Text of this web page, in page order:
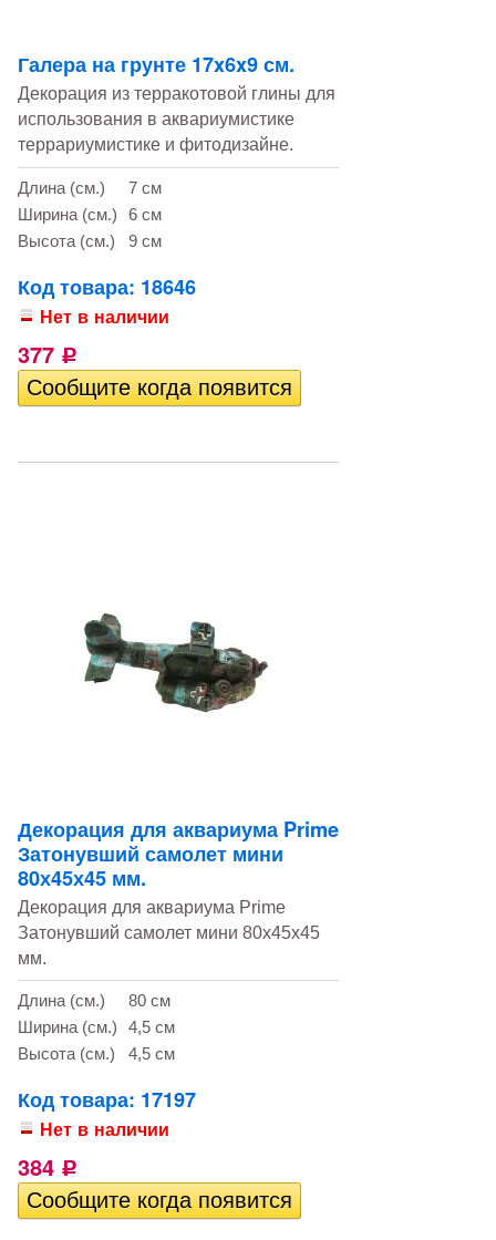
Галера на грунте 17x6x9 см.
Декорация из терракотовой глины для
использования в аквариумистике
террариумистике и фитодизайне.
Длина (см.)
7 см
Ширина (см.)
6 см
Высота (см.)
9 см
Код товара: 18646
Нет в наличии
377 Р
Декорация для аквариума Prime
Затонувший самолет мини
80х45х45 мм.
Декорация для аквариума Prime
Затонувший самолет мини 80х45х45
мм.
Длина (см.)
80 см
Ширина (см.)
4,5 см
Высота (см.)
4,5 см
Код товара: 17197
Нет в наличии
384 Р